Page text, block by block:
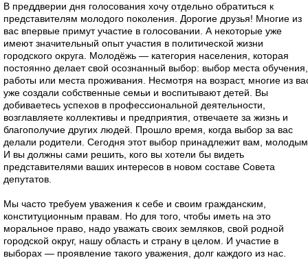
В преддверии дня голосования хочу отдельно обратиться к
представителям молодого поколения. Дорогие друзья! Многие из
вас впервые примут участие в голосовании. А некоторые уже
имеют значительный опыт участия в политической жизни
городского округа. Молодёжь — категория населения, которая
постоянно делает свой осознанный выбор: выбор места обучения,
работы или места проживания. Несмотря на возраст, многие из
уже создали собственные семьи и воспитывают детей. Вы
добиваетесь успехов в профессиональной деятельности,
возглавляете коллективы и предприятия, отвечаете за жизнь и
благополучие других людей. Прошло время, когда выбор за вас
делали родители. Сегодня этот выбор принадлежит вам,
И вы должны сами решить, кого вы хотели бы видеть
представителями ваших интересов в новом составе Совета
депутатов.
Мы часто требуем уважения к себе и своим гражданским,
конституционным правам. Но для того, чтобы иметь на это
моральное право, надо уважать своих земляков, свой родной
городской округ, нашу область и страну в целом. И участие в
выборах — проявление такого уважения, долг каждого из нас.